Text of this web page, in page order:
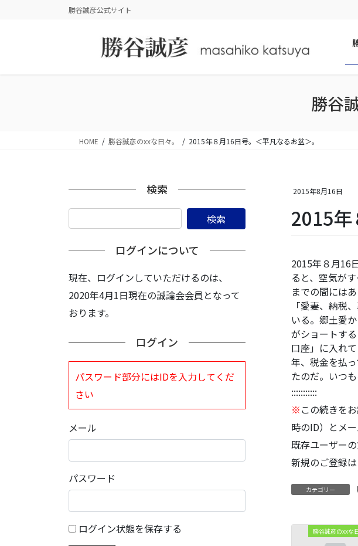
勝谷誠彦公式サイト
勝谷
HOME 勝谷誠彦のxxな日々。 2015年８月16日号。＜平凡なるお盆＞。
2015年8月16日
2015年
2015年８月16
ると、空気が
までの間には
「愛妻、納税
いる。郷土愛
がショートす
口座」に入れ
年、税金を払
たのだ。いつ
:::::::::::
※ この続きを
時のID）とメ
既存ユーザー
新規のご登録は
カテゴリー
勝谷誠彦のxxな
検索
ログインについて
現在、ログインしていただけるのは、
2020年4月1日現在の誠論会会員となって
おります。
ログイン
パスワード部分にはIDを入力してくだ
さい
メール
パスワード
ログイン状態を保存する